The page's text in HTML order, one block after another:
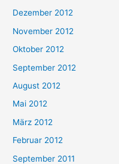
Dezember 2012
November 2012
Oktober 2012
September 2012
August 2012
Mai 2012
März 2012
Februar 2012
September 2011